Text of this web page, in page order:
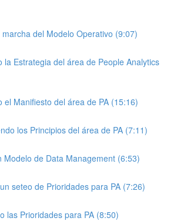
marcha del Modelo Operativo (9:07)
la Estrategia del área de People Analytics
el Manifiesto del área de PA (15:16)
los Principios del área de PA (7:11)
Modelo de Data Management (6:53)
seteo de Prioridades para PA (7:26)
las Prioridades para PA (8:50)